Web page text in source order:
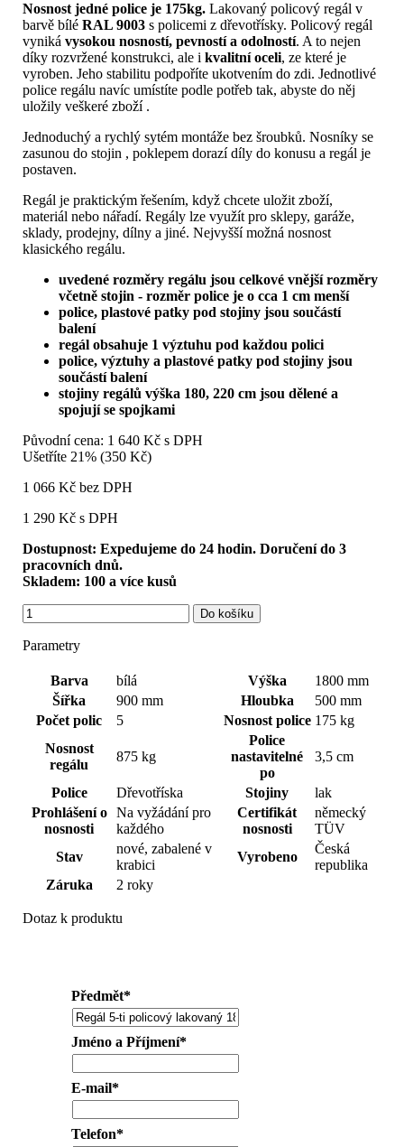
Nosnost jedné police je 175kg.Lakovaný policový regál v
barvě bíléRAL 9003 s policemi z dřevotřísky.Policový regál
vynikávysokou nosností, pevností a odolností. A to nejen
díky rozvržené konstrukci, ale ikvalitní oceli, ze které je
vyroben.Jeho stabilitu podpoříte ukotvením do zdi.Jednotlivé
police regálu navíc umístíte podle potřeb tak, abyste do něj
uložily veškeré zboží .
Jednoduchý a rychlý sytém montáže bez šroubků. Nosníky se
zasunou do stojin , poklepem dorazí díly do konusu a regál je
postaven.
Regál je praktickým řešením, když chcete uložit zboží,
materiál nebo nářadí.Regály lze využít pro sklepy, garáže,
sklady, prodejny, dílny a jiné. Nejvyšší možná nosnost
klasického regálu.
uvedené rozměry regálu jsou celkové vnější rozměry
včetně stojin - rozměr police je o cca 1 cm menší
police, plastové patky pod stojinyjsou součástí
balení
regál obsahuje 1výztuhu pod každou polici
police, výztuhy a plastové patky pod stojiny jsou
součástí balení
stojiny regálů výška 180, 220 cm jsou dělené a
spojují se spojkami
Původní cena: 1 640 Kč s DPH
Ušetříte 21% (350 Kč)
1 066 Kč bez DPH
1 290 Kčs DPH
Dostupnost:Expedujeme do 24 hodin. Doručení do 3
pracovních dnů.
Skladem: 100 a více kusů
Do košíku
Parametry
Barva bílá Výška
1800 mm
Šířka
900 mm Hloubka
500 mm
Počet polic
5 Nosnost police 175 kg
Nosnost
regálu
875 kg
Police
nastavitelné
po
3,5 cm
Police Dřevotříska Stojiny
lak
Prohlášení o
nosnosti
Na vyžádání pro
každého
Certifikát
nosnosti
německý
TÜV
Stav
nové, zabalené v
krabici
Vyrobeno
Česká
republika
Záruka
2 roky
Dotaz k produktu
Předmět*
Jméno a Příjmení*
E-mail*
Telefon*